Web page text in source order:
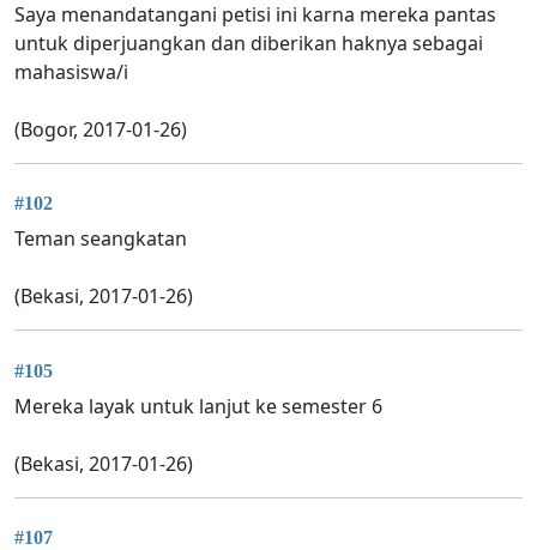
Saya menandatangani petisi ini karna mereka pantas
untuk diperjuangkan dan diberikan haknya sebagai
mahasiswa/i
(Bogor, 2017-01-26)
#102
Teman seangkatan
(Bekasi, 2017-01-26)
#105
Mereka layak untuk lanjut ke semester 6
(Bekasi, 2017-01-26)
#107